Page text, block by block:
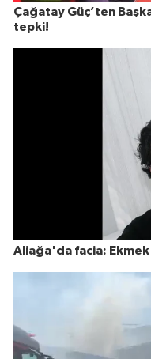
Çağatay Güç’ten
tepki!
Aliağa'da facia: Ekmek